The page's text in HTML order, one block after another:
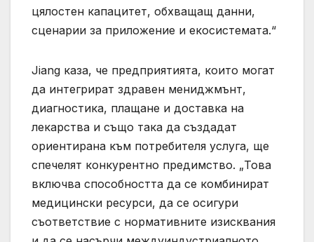
цялостен капацитет, обхващащ данни,
сценарии за приложение и екосистемата.“
Jiang каза, че предприятията, които могат
да интегрират здравен мениджмънт,
диагностика, плащане и доставка на
лекарства и също така да създадат
ориентирана към потребителя услуга, ще
спечелят конкурентно предимство. „Това
включва способността да се комбинират
медицински ресурси, да се осигури
съответствие с нормативните изисквания